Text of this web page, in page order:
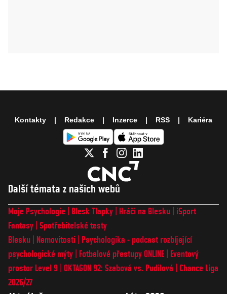
Další témata z našich webů
Moje Psychologie Blesk Tlapky Hráči na Blesku
iSport
Fantasy Spotřebitelské testy
Blesku
Nemovitosti
Psychologika - podcast rozbíjející
psychologické mýty
Fotbalové přestupy ONLINE
Eventový
prostor Level 9 OKTAGON 92: Szabová vs. Pudilová
Chance Liga
2026/27
Kontakty Redakce Inzerce RSS Kariéra